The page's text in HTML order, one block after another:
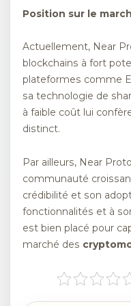
Position sur le
Actuellement, Near
blockchains à fort
plateformes comme
sa technologie de
à faible coût lui
distinct.
Par ailleurs, Near
communauté
crédibilité et son
fonctionnalités et à
est bien placé pour
marché des